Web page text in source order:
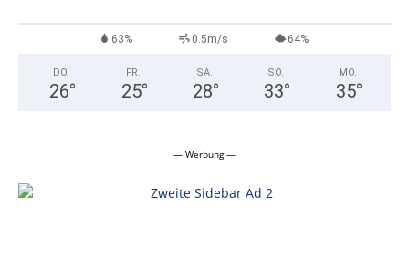
63% 0.5m/s 64%
DO.
26°
FR.
25°
SA.
28°
SO.
33°
MO.
35°
— Werbung —